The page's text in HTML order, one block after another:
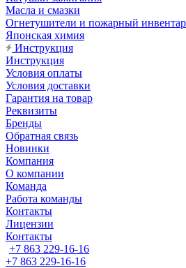
Масла и смазки
Огнетушители и пожарный
Японская химия
Инструкция
Инструкция
Условия оплаты
Условия доставки
Гарантия на товар
Реквизиты
Бренды
Обратная связь
Новинки
Компания
О компании
Команда
Работа команды
Контакты
Лицензии
Контакты
+7 863 229-16-16
+7 863 229-16-16